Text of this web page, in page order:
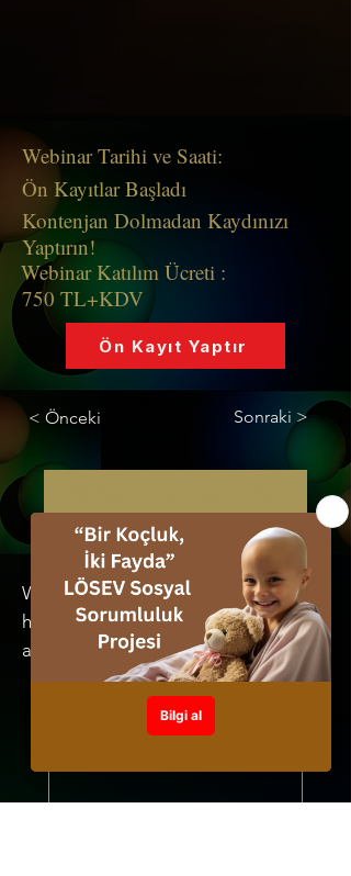
Webinar Tarihi ve Saati:
Ön Kayıtlar Başladı
Webinar Katılım Ücreti :
Kontenjan Dolmadan Kaydınızı
Yaptırın!
750 TL+KDV
Ön Kayıt Yaptır
< Önceki Sonraki >
Webinar tarihleri ve saatlerinden
haberdar olmak isterseniz, lütfen
abone olunuz.